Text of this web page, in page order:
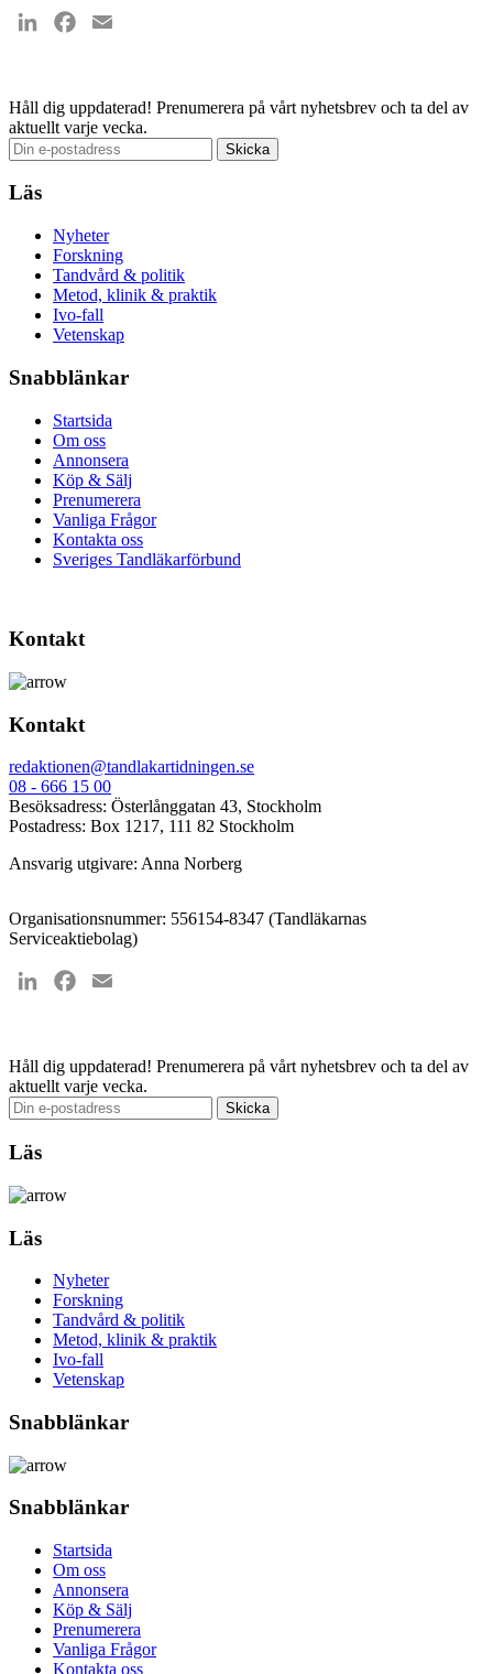
LinkedInFacebook
Håll dig uppdaterad! Prenumerera på vårt nyhetsbrev och ta del av
aktuellt varje vecka.
Läs
Nyheter
Forskning
Tandvård & politik
Metod, klinik & praktik
Ivo-fall
Vetenskap
Snabblänkar
Startsida
Om oss
Annonsera
Köp & Sälj
Prenumerera
Vanliga Frågor
Kontakta oss
Sveriges Tandläkarförbund
Kontakt
Kontakt
redaktionen@tandlakartidningen.se
08 - 666 15 00
Besöksadress: Österlånggatan 43, Stockholm
Postadress: Box 1217, 111 82 Stockholm
Ansvarig utgivare: Anna Norberg
Organisationsnummer: 556154-8347 (Tandläkarnas
Serviceaktiebolag)
LinkedInFacebook
Håll dig uppdaterad! Prenumerera på vårt nyhetsbrev och ta del av
aktuellt varje vecka.
Läs
Läs
Nyheter
Forskning
Tandvård & politik
Metod, klinik & praktik
Ivo-fall
Vetenskap
Snabblänkar
Snabblänkar
Startsida
Om oss
Annonsera
Köp & Sälj
Prenumerera
Vanliga Frågor
Kontakta oss